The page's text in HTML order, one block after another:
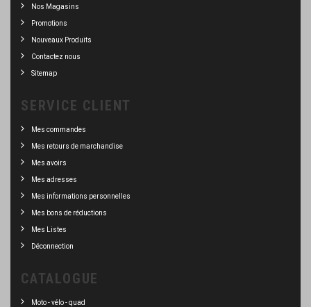
Nos Magasins
Promotions
Nouveaux Produits
Contactez nous
Sitemap
SERVICE CLIENT
Mes commandes
Mes retours de marchandise
Mes avoirs
Mes adresses
Mes informations personnelles
Mes bons de réductions
Mes Listes
Déconnection
CATALOGUE
Moto - vélo - quad